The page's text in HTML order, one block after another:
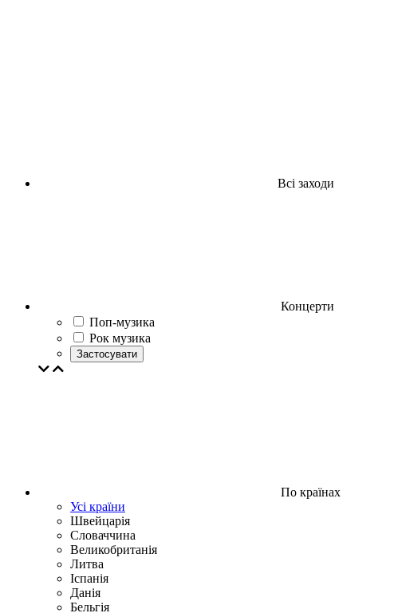
Всі заходи
Концерти
Поп-музика
Рок музика
Застосувати
По країнах
Усі країни
Швейцарія
Словаччина
Великобританія
Литва
Іспанія
Данія
Бельгія